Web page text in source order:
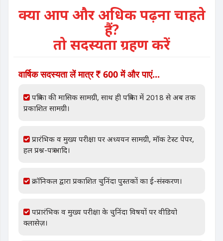
क्या आप और अधिक पढ़ना चाहते
हैं?
तो सदस्यता ग्रहण करें
वार्षिक सदस्यता लें मात्र 600 में और पाएं...
पत्रिका की मासिक सामग्री, साथ ही पत्रिका में 2018 से अब तक
प्रकाशित सामग्री।
प्रारंभिक व मुख्य परीक्षा पर अध्ययन सामग्री, मॉक टेस्ट पेपर,
हल प्रश्न-पत्र आदि।
क्रॉनिकल द्वारा प्रकाशित चुनिंदा पुस्तकों का ई-संस्करण।
पप्रारंभिक व मुख्य परीक्षा के चुनिंदा विषयों पर वीडियो
क्लासेज़।